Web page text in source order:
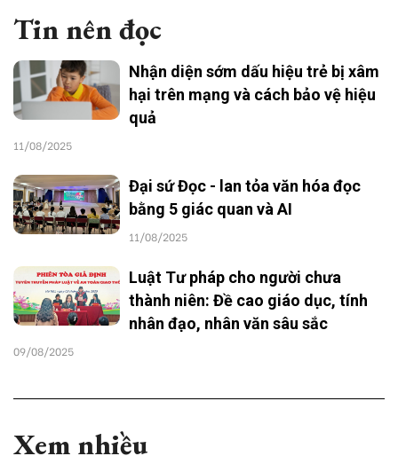
Tin nên đọc
Nhận diện sớm dấu hiệu trẻ bị xâm
hại trên mạng và cách bảo vệ hiệu
quả
11/08/2025
Đại sứ Đọc - lan tỏa văn hóa đọc
bằng 5 giác quan và AI
11/08/2025
Luật Tư pháp cho người chưa
thành niên: Đề cao giáo dục, tính
nhân đạo, nhân văn sâu sắc
09/08/2025
Xem nhiều